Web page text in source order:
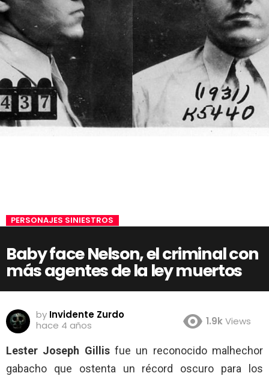
PERSONAJES SINIESTROS
Baby face Nelson, el criminal con
más agentes de la ley muertos
by Invidente Zurdo
hace 4 años
1.9kViews
Lester Joseph Gillisfue un reconocido malhechor
gabacho que ostenta un récord oscuro para los